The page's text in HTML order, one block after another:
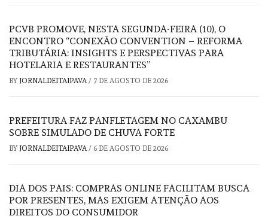
PCVB PROMOVE, NESTA SEGUNDA-FEIRA (10), O
ENCONTRO “CONEXÃO CONVENTION – REFORMA
TRIBUTÁRIA: INSIGHTS E PERSPECTIVAS PARA
HOTELARIA E RESTAURANTES”
BY JORNALDEITAIPAVA/ 7 DE AGOSTO DE 2026
PREFEITURA FAZ PANFLETAGEM NO CAXAMBU
SOBRE SIMULADO DE CHUVA FORTE
BY JORNALDEITAIPAVA/ 6 DE AGOSTO DE 2026
DIA DOS PAIS: COMPRAS ONLINE FACILITAM BUSCA
POR PRESENTES, MAS EXIGEM ATENÇÃO AOS
DIREITOS DO CONSUMIDOR